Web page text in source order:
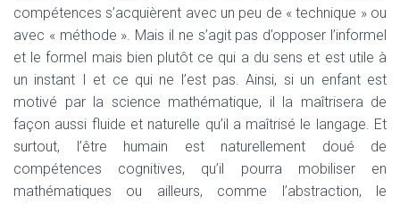
compétences s’acquièrent avec un peu de « technique » ou
avec « méthode ». Mais il ne s’agit pas d’opposer l’informel
et le formel mais bien plutôt ce qui a du sens et est utile à
un instant I et ce qui ne l’est pas. Ainsi, si un enfant est
motivé par la science mathématique, il la maîtrisera de
façon aussi fluide et naturelle qu’il a maîtrisé le langage. Et
surtout, l’être humain est naturellement doué de
compétences cognitives, qu’il pourra mobiliser en
mathématiques ou ailleurs, comme l’abstraction, le